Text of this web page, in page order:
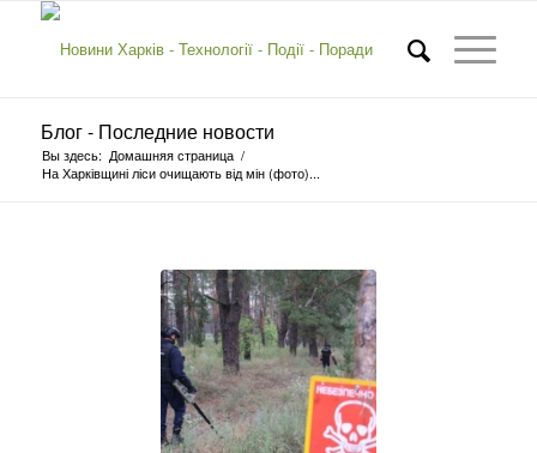
Блог - Последние новости
Вы здесь: Домашняя страница /
На Харківщині ліси очищають від мін (фото)...